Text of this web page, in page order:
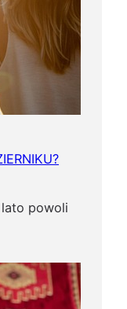
powoli